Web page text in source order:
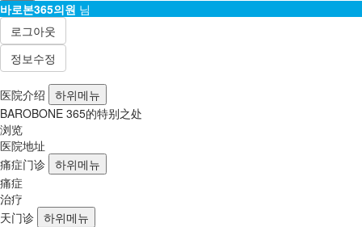
바로본365의원 님
로그아웃
정보수정
医院介绍
하위메뉴
BAROBONE 365的特别之处
浏览
医院地址
痛症门诊 하위메뉴
痛症
治疗
天门诊 하위메뉴